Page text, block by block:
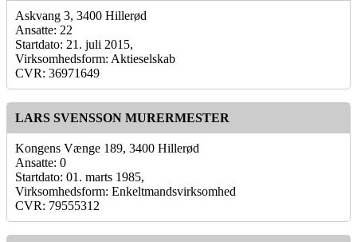
Askvang 3, 3400 Hillerød
Ansatte: 22
Startdato: 21. juli 2015,
Virksomhedsform: Aktieselskab
CVR: 36971649
LARS SVENSSON MURERMESTER
Kongens Vænge 189, 3400 Hillerød
Ansatte: 0
Startdato: 01. marts 1985,
Virksomhedsform: Enkeltmandsvirksomhed
CVR: 79555312